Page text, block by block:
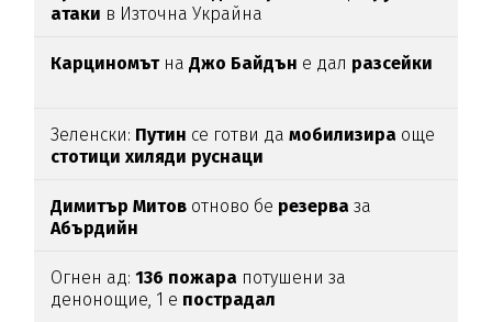
атаки в Източна Украйна
КарциномътнаДжо Байдън е дал разсейки
Зеленски: Путин се готви дамобилизира още
стотици хиляди руснаци
Димитър Митов отново бе резерва за
Абърдийн
Огнен ад:136 пожара потушени за
денонощие, 1 е пострадал